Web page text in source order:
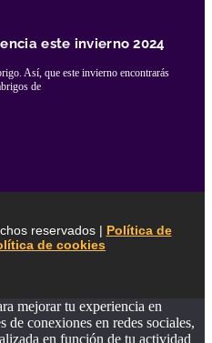
este invierno 2024
Así, que este invierno encontrarás
de
reservados | Política de
de cookies
mejorar tu experiencia en
de conexiones en redes sociales,
en función de tu actividad